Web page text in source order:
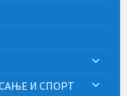
И СПОРТ